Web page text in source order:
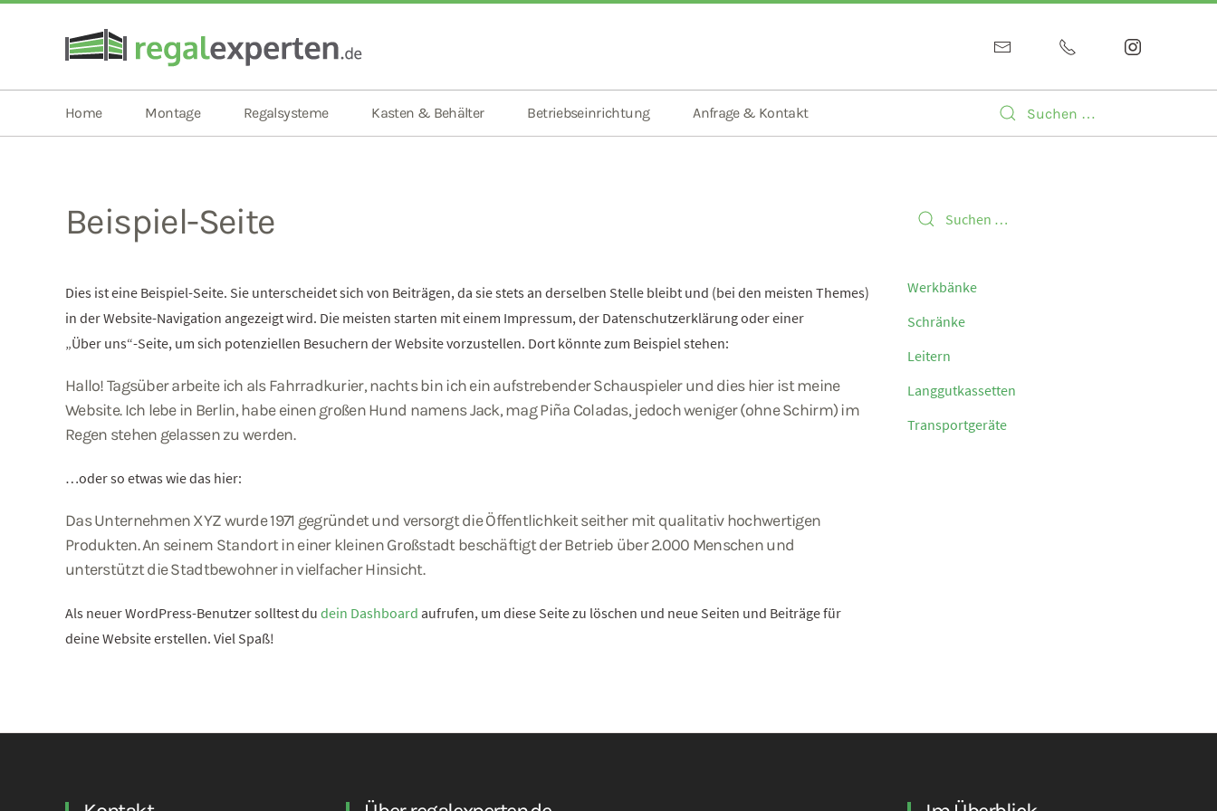
Home Montage Regalsysteme Kasten & Behälter Betriebseinrichtung Anfrage & Kontakt
Beispiel-Seite
Dies ist eine Beispiel-Seite. Sie unterscheidet sich von Beiträgen, da sie stets an derselben Stelle bleibt und (bei den meisten Themes)
in der Website-Navigation angezeigt wird. Die meisten starten mit einem Impressum, der Datenschutzerklärung oder einer
„Über uns“-Seite, um sich potenziellen Besuchern der Website vorzustellen. Dort könnte zum Beispiel stehen:
Hallo! Tagsüber arbeite ich als Fahrradkurier, nachts bin ich ein aufstrebender Schauspieler und dies hier ist meine
Website. Ich lebe in Berlin, habe einen großen Hund namens Jack, mag Piña Coladas, jedoch weniger (ohne Schirm) im
Regen stehen gelassen zu werden.
…oder so etwas wie das hier:
Das Unternehmen XYZ wurde 1971 gegründet und versorgt die Öffentlichkeit seither mit qualitativ hochwertigen
Produkten. An seinem Standort in einer kleinen Großstadt beschäftigt der Betrieb über 2.000 Menschen und
unterstützt die Stadtbewohner in vielfacher Hinsicht.
Als neuer WordPress-Benutzer solltest du dein Dashboard aufrufen, um diese Seite zu löschen und neue Seiten und Beiträge für
deine Website erstellen. Viel Spaß!
Werkbänke
Schränke
Leitern
Langgutkassetten
Transportgeräte